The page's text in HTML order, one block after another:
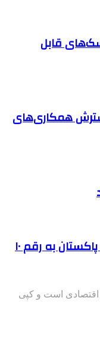
قابل
همکاری‌های
افزایش حجم تجارت بین ایران و پاکستان به رقم ۱۰
است و کپی